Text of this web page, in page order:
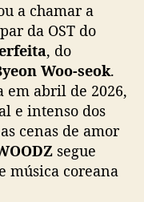
P
e
r
f
i
t
a
”
,
a chamar a
da OST do
, do
Woo-seok.
em abril de 2026,
e intenso dos
cenas de amor
segue
música coreana